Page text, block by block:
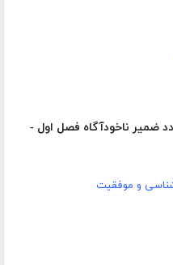
ضمیر ناخودآگاه فصل اول -
و موفقیت